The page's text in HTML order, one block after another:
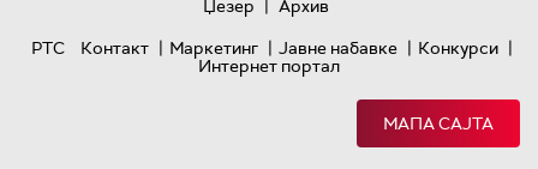
Џезер | Архив
РТС
Контакт | Маркетинг | Јавне набавке | Конкурси |
Интернет портал
МАПА САЈТА